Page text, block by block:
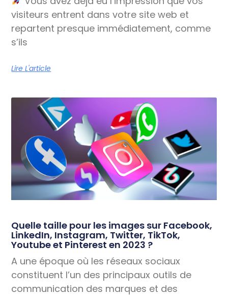
visiteurs entrent dans votre site web et
repartent presque immédiatement, comme
s’ils
Lire L'article
Quelle taille pour les images sur Facebook,
LinkedIn, Instagram, Twitter, TikTok,
Youtube et Pinterest en 2023 ?
A une époque où les réseaux sociaux
constituent l’un des principaux outils de
communication des marques et des